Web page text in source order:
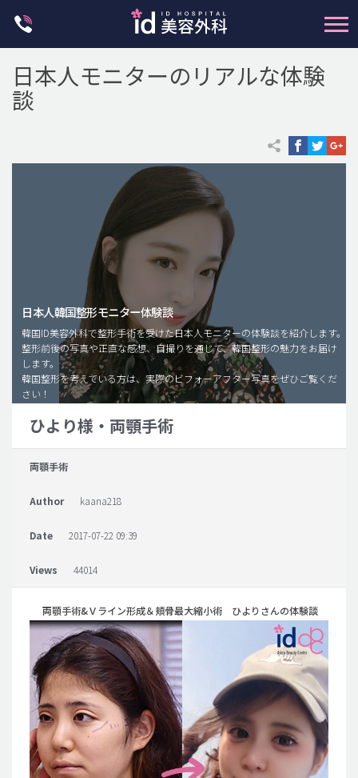
脂肪注入(アンチエイジング)
豊胸手術・バストアップ
プチ整形
脂肪吸引 (大容量)
idニュース
病院紹介
ご相談のお問い合わせ
日本人モニターのリアルな体験
談
日本人韓国整形モニター体験談
韓国ID美容外科で整形手術を受けた日本人モニターの体験談を紹介します。
整形前後の写真や正直な感想、自撮りを通じて、韓国整形の魅力をお届け
します。
韓国整形を考えている方は、実際のビフォーアフター写真をぜひご覧くだ
さい！
ひより様・両顎手術
両顎手術
Author kaana218
Date 2017-07-22 09:39
Views 44014
両顎手術&Ｖライン形成＆頬骨最大縮小術 ひよりさんの体験談